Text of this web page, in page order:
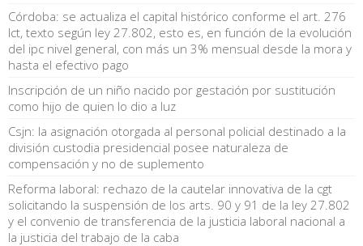
Córdoba: se actualiza el capital histórico conforme el art. 276
lct, texto según ley 27.802, esto es, en función de la evolución
del ipc nivel general, con más un 3% mensual desde la mora y
hasta el efectivo pago
Inscripción de un niño nacido por gestación por sustitución
como hijo de quien lo dio a luz
Csjn: la asignación otorgada al personal policial destinado a la
división custodia presidencial posee naturaleza de
compensación y no de suplemento
Reforma laboral: rechazo de la cautelar innovativa de la cgt
solicitando la suspensión de los arts. 90 y 91 de la ley 27.802
y el convenio de transferencia de la justicia laboral nacional a
la justicia del trabajo de la caba